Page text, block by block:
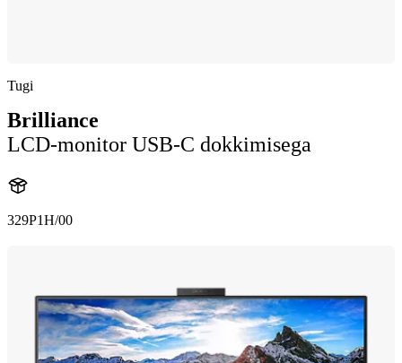
Tugi
Brilliance
LCD-monitor USB-C dokkimisega
329P1H/00